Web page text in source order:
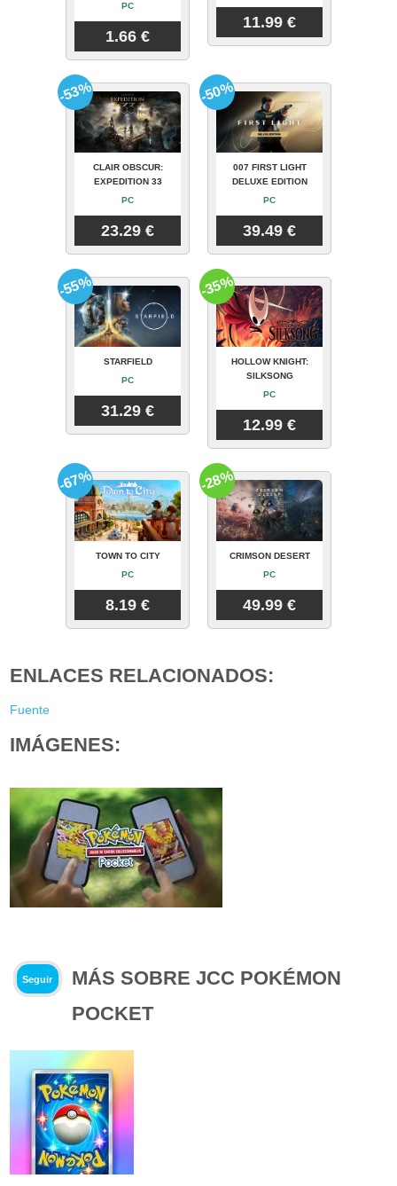
PC
1.66 €
11.99 €
CLAIR OBSCUR:
EXPEDITION 33
PC
23.29 €
-53%
007 FIRST LIGHT
DELUXE EDITION
PC
39.49 €
-50%
STARFIELD
PC
31.29 €
-55%
HOLLOW KNIGHT:
SILKSONG
PC
12.99 €
-35%
TOWN TO CITY
PC
8.19 €
-67%
CRIMSON DESERT
PC
49.99 €
-28%
ENLACES RELACIONADOS:
Fuente
IMÁGENES:
Seguir
MÁS SOBRE JCC POKÉMON
POCKET